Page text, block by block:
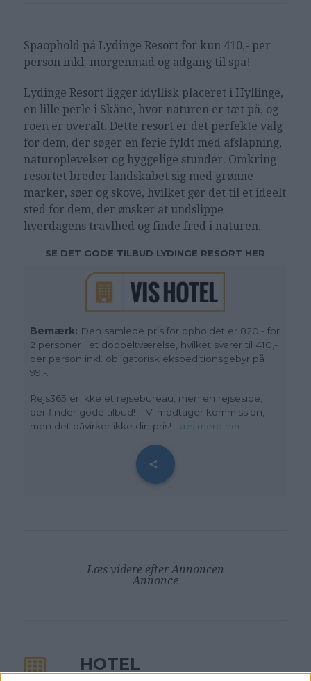
Spaophold på Lydinge Resort for kun 410,- per
person inkl. morgenmad og adgang til spa!
Lydinge Resort ligger idyllisk placeret i Hyllinge,
en lille perle i Skåne, hvor naturen er tæt på, og
roen er overalt. Dette resort er det perfekte valg
for dem, der søger en ferie fyldt med afslapning,
naturoplevelser og hyggelige stunder. Omkring
resortet breder landskabet sig med grønne
marker, søer og skove, hvilket gør det til et ideelt
sted for dem, der ønsker at undslippe
hverdagens travlhed og finde fred i naturen.
SE DET GODE TILBUD LYDINGE RESORT HER
Bemærk: Den samlede pris for opholdet er 820,- for
2 personer i et dobbeltværelse, hvilket svarer til 410,-
per person inkl. obligatorisk ekspeditionsgebyr på
99,-.
Rejs365 er ikke et rejsebureau, men en rejseside,
der finder gode tilbud! – Vi modtager kommission,
men det påvirker ikke din pris! Læs mere her
Læs videre efter Annoncen
Annonce
HOTEL